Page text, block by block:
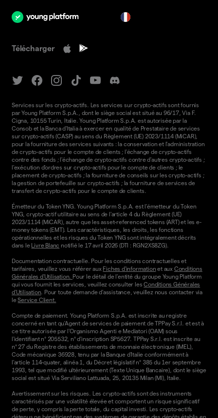
Télécharger
Services sur les crypto-actifs. Les services sur crypto-actifs sont fournis
par Young Platform S.p.A., dont le siège social est situé au 96/17, Via F.
Cigna, 10155 Turin, Italie. Young Platform S.p.A. est autorisée par la
Consob et la Banca d'Italia à exercer en qualité de Prestataire de services
sur crypto-actifs (CASP) au sens du Règlement (UE) 2023/1114 (MiCAR),
pour la fourniture des services suivants : la conservation et l'administration
de crypto-actifs pour le compte de clients ; l'échange de crypto-actifs
contre des fonds ; l'échange de crypto-actifs contre d'autres crypto-actifs ;
l'exécution d'ordres sur crypto-actifs pour le compte de clients ; le
placement de crypto-actifs ; la fourniture de conseils sur les crypto-actifs ;
la gestion de portefeuille sur crypto-actifs ; la fourniture de services de
transfert de crypto-actifs pour le compte de clients.
Émetteur du Token YNG. Young Platform S.p.A. est l'émetteur du Token
YNG, crypto-actif utilitaire au sens de l'article 4 du Règlement (UE)
2023/1114 (MiCAR), autre que les asset-referenced tokens (ART) et les e-
money tokens (EMT). Les caractéristiques, les droits, les fonctions
opérationnelles et les risques du Token YNG sont intégralement décrits
dans le Livre Blanc notifié le 17 avril 2026 (DTI : RGN2XS8ZG).
Documentation contractuelle. Pour les conditions contractuelles et
tarifaires, veuillez vous référer aux Fiches d'information et aux Conditions
Générales d'Utilisation. Pour le détail de l'entité du groupe Young Platform
qui vous fournit les services, veuillez consulter lesConditions Générales
d'Utilisation . Pour toute demande d'assistance, veuillez nous contacter via
leService Client.
Compte de paiement. Young Platform S.p.A. est inscrite au registre
concerné en tant qu'Agent de services de paiement de TPPay S.r.l. et est à
ce titre autorisée par l'Organismo Agenti e Mediatori (OAM) sous
l'identifiant n° 205532, n° d'inscription SP5627. TPPay S.r.l. est inscrite au
n° 27 du Registre des établissements de monnaie électronique (IMEL),
Code mécanique 36928, tenu par la Banque d'Italie conformément à
l'article 114-quater, alinéa 1, du Décret législatif n° 385 du 1er septembre
1993, tel que modifié ultérieurement (Texte Unique Bancaire), dont le siège
social est situé Via Serviliano Lattuada, 25, 20135 Milan (MI), Italie.
Avertissement sur les risques. Les crypto-actifs sont des instruments
caractérisés par une volatilité élevée et comportent un risque significatif
de perte, y compris la perte totale, du capital investi. Les crypto-actifs
détenus ne bénéficient pas des systèmes de garantie des dépôts établis en